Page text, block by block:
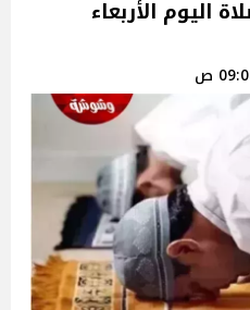
اليوم الأربعاء